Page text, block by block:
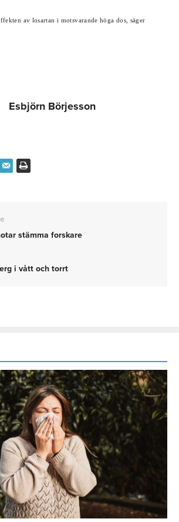
av losartan i motsvarande höga dos, säger
Esbjörn Börjesson
stämma forskare
i vått och torrt